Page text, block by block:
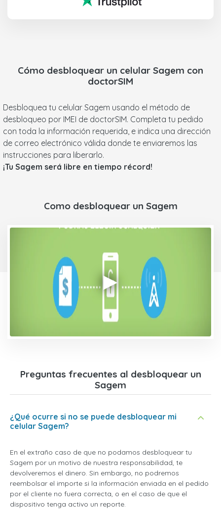
Cómo desbloquear un celular Sagem con
doctorSIM
Desbloquea tu celular Sagem usando el método de
desbloqueo por IMEI de doctorSIM. Completa tu pedido
con toda la información requerida, e indica una dirección
de correo electrónico válida donde te enviaremos las
instrucciones para liberarlo.
¡Tu Sagem será libre en tiempo récord!
Como desbloquear un Sagem
Preguntas frecuentes al desbloquear un
Sagem
¿Qué ocurre si no se puede desbloquear mi
celular Sagem?
En el extraño caso de que no podamos desbloquear tu
Sagem por un motivo de nuestra responsabilidad, te
devolveremos el dinero. Sin embargo, no podremos
reembolsar el importe si la información enviada en el pedido
por el cliente no fuera correcta, o en el caso de que el
dispositivo tenga activo un reporte.